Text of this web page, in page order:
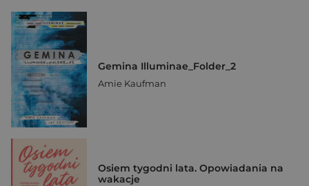
Gemina Illuminae_Folder_2
Amie Kaufman
Osiem tygodni lata. Opowiadania na
wakacje